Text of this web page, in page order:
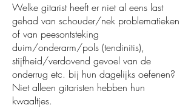
Welke gitarist heeft er niet al eens last
gehad van schouder/nek problematieken
of van peesontsteking
duim/onderarm/pols (tendinitis),
stijfheid/verdovend gevoel van de
onderrug etc. bij hun dagelijks oefenen?
Niet alleen gitaristen hebben hun
kwaaltjes.